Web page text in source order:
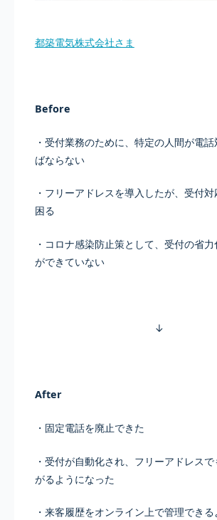
都築電気株式会社さま
Before
・受付業務のために、特定の人間が電
ばならない
・フリーアドレスを導入したが、受付
困る
・コロナ感染防止策として、受付の省
ができていない
↓
After
・固定電話を廃止できた
・受付が自動化され、フリーアドレス
がるようになった
・来客履歴をオンライン上で管理でき